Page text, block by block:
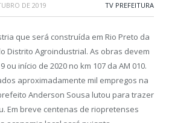
DE 2019 TV PREFEITURA
que será construída em Rio Preto da
Distrito Agroindustrial. As obras devem
ou início de 2020 no km 107 da AM 010.
aproximadamente mil empregos na
Anderson Sousa lutou para trazer
Em breve centenas de riopretenses